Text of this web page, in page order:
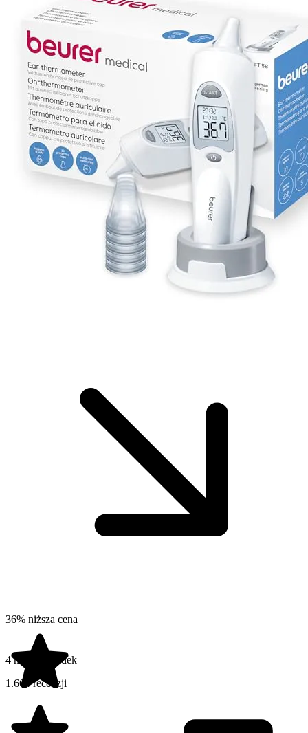
36% niższa cena
4 na 5 gwiazdek
1.664 recenzji